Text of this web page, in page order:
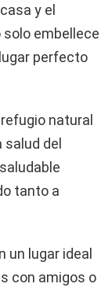
y el
embellece
perfecto
natural
del
tanto a
un lugar ideal
con amigos o